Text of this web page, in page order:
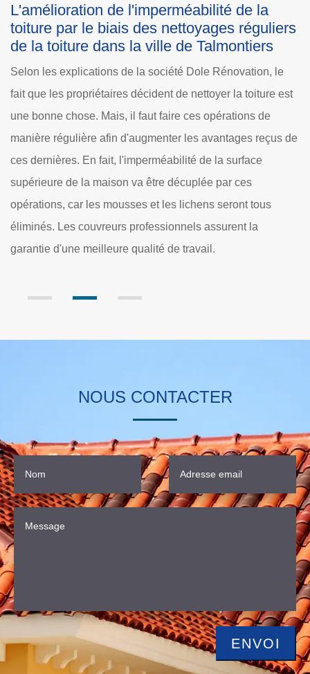
Les techniques des couvreurs pour
nettoyer la toiture dans la ville de
Talmontiers
Les couvreurs ont le large choix en ce qui concerne les
méthodes et les techniques de nettoyage de la toiture.
Premièrement, il y a l'utilisation des nettoyeurs à haute
pression qui est réputée être très efficace. En plus de cela,
les professionnels ne dépenseront pas beaucoup de
temps. Ensuite, il y a l'usage d'une brosse qui va préserver
l'état des tuiles et des ardoises. Cette opération peut
prendre un peu plus de temps aux couvreurs
professionnels.
NOUS CONTACTER